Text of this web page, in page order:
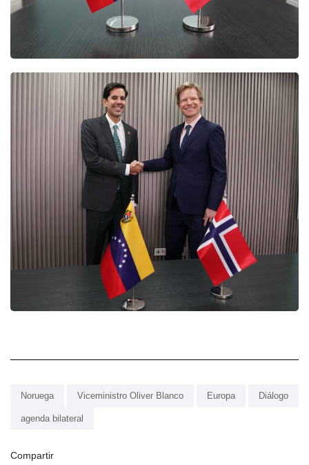
Noruega Viceministro Oliver Blanco Europa Diálogo
agenda bilateral
Compartir